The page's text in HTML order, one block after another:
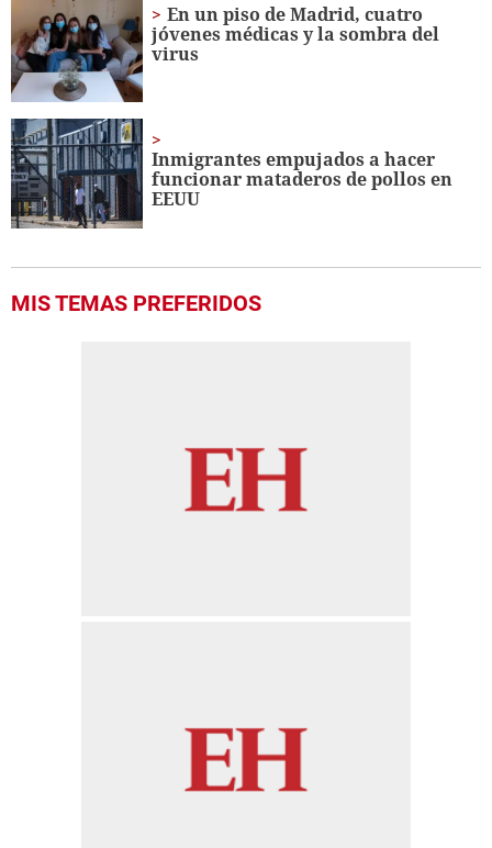
En un piso de Madrid, cuatro
jóvenes médicas y la sombra del
virus
Inmigrantes empujados a hacer
funcionar mataderos de pollos en
EEUU
MIS TEMAS PREFERIDOS